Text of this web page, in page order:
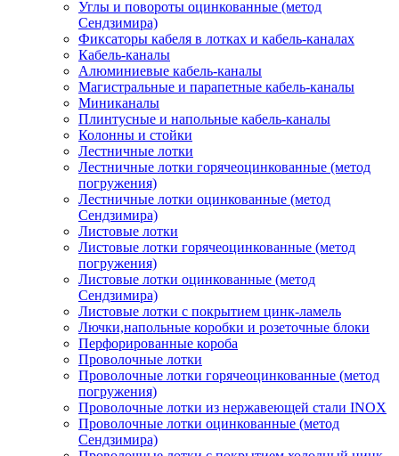
Углы и повороты оцинкованные (метод
Сендзимира)
Фиксаторы кабеля в лотках и кабель-каналах
Кабель-каналы
Алюминиевые кабель-каналы
Магистральные и парапетные кабель-каналы
Миниканалы
Плинтусные и напольные кабель-каналы
Колонны и стойки
Лестничные лотки
Лестничные лотки горячеоцинкованные (метод
погружения)
Лестничные лотки оцинкованные (метод
Сендзимира)
Листовые лотки
Листовые лотки горячеоцинкованные (метод
погружения)
Листовые лотки оцинкованные (метод
Сендзимира)
Листовые лотки с покрытием цинк-ламель
Лючки,напольные коробки и розеточные блоки
Перфорированные короба
Проволочные лотки
Проволочные лотки горячеоцинкованные (метод
погружения)
Проволочные лотки из нержавеющей стали INOX
Проволочные лотки оцинкованные (метод
Сендзимира)